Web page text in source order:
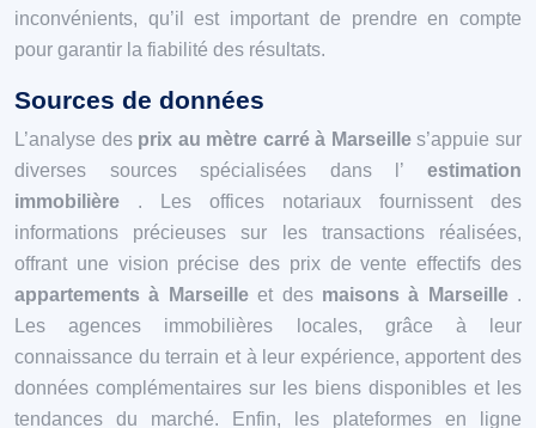
inconvénients, qu’il est important de prendre en compte
pour garantir la fiabilité des résultats.
Sources de données
L’analyse des prix au mètre carré à Marseilles’appuie sur
diverses sources spécialisées dans l’ estimation
immobilière . Les offices notariaux fournissent des
informations précieuses sur les transactions réalisées,
offrant une vision précise des prix de vente effectifs des
appartements à Marseilleet des maisons à Marseille .
Les agences immobilières locales, grâce à leur
connaissance du terrain et à leur expérience, apportent des
données complémentaires sur les biens disponibles et les
tendances du marché. Enfin, les plateformes en ligne